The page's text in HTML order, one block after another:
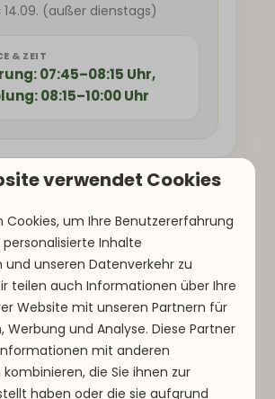
14.09. (außer dienstags)
& ZEIT
07:45–08:15 Uhr,
08:15–10:00 Uhr
verwendet Cookies
Cookies, um Ihre Benutzererfahrung
Inhalte
und unseren Datenverkehr zu
teilen auch Informationen über Ihre
Website mit unseren Partnern für
Werbung und Analyse. Diese Partner
mit anderen
die Sie ihnen zur
haben oder die sie aufgrund